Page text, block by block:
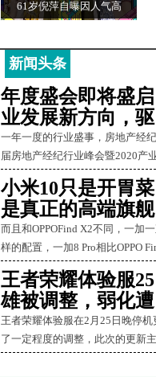
61岁倪萍自曝因人气高
新闻头条
年度盛会即将盛
业发展新方向，驱
一年一度的行业盛事，房地产
届房地产经纪行业峰会暨2020产
小米10只是开胃
是真正的高端旗舰
而且和OPPOFind X2不同，一加
样的配置，一加8 Pro相比OPPO
王者荣耀体验服
雄被调整，弱化遭
王者荣耀体验服在2月25日晚停
了一定程度的调整，此次的更新